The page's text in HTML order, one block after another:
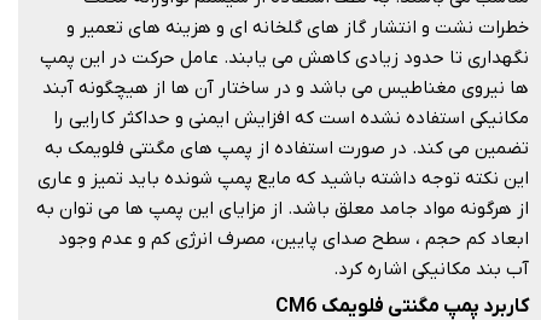
خطرات نشت و انتشار گاز های گلخانه ای و هزینه های تعمیر و
نگهداری تا حدود زیادی کاهش می یابند. عامل حرکت در این پمپ
ها نیروی مغناطیس می باشد و در ساختار آن ها از هیچگونه آبند
مکانیکی استفاده نشده است که افزایش ایمنی و حداکثر کارایی را
تضمین می کند. در صورت استفاده از پمپ های مگنتی فلویمک به
این نکته توجه داشته باشید که مایع پمپ شونده باید تمیز و عاری
از هرگونه مواد جامد معلق باشد. از مزایای این پمپ ها می توان به
ابعاد کم حجم ، سطح صدای پایین، مصرف انرژی کم و عدم وجود
آب بند مکانیکی اشاره کرد.​​​​​​​
کاربرد پمپ مگنتی فلویمک CM6